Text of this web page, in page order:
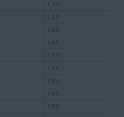
1,50
1,55
1,60
1,65
1,70
1,75
1,80
1,85
1,90